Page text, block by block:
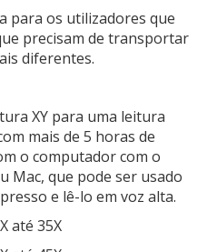
para os utilizadores que
precisam de transportar
diferentes.
XY para uma leitura
mais de 5 horas de
o computador com o
Mac, que pode ser usado
e lê-lo em voz alta.
até 35X